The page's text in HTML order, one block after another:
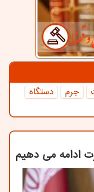
جرم
دستگاه
ادامه می دهیم